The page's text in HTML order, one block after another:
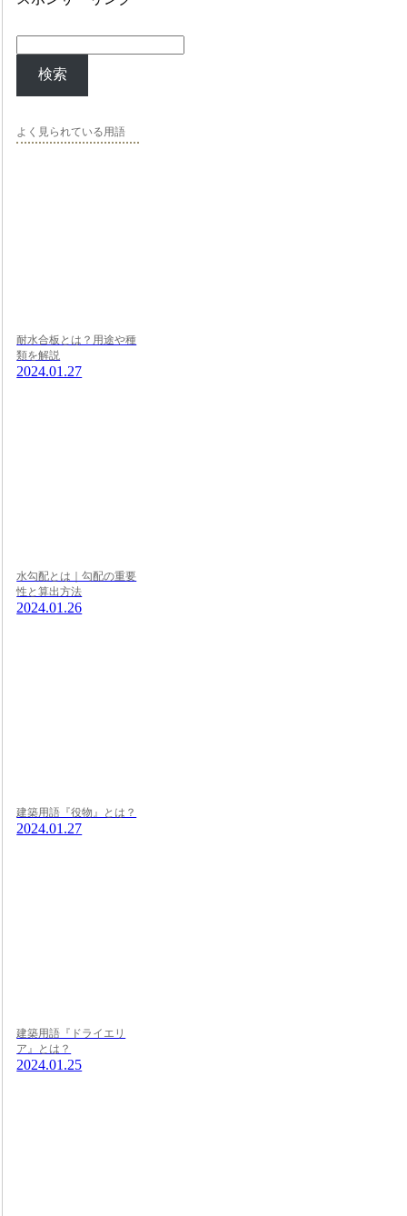
検索
よく見られている用語
耐水合板とは？用途や種
類を解説
2024.01.27
水勾配とは｜勾配の重要
性と算出方法
2024.01.26
建築用語『役物』とは？
2024.01.27
建築用語『ドライエリ
ア』とは？
2024.01.25